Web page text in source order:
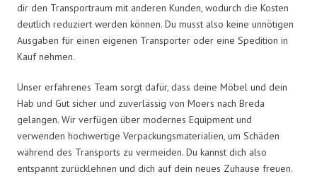
dir den Transportraum mit anderen Kunden, wodurch die Kosten
deutlich reduziert werden können. Du musst also keine unnötigen
Ausgaben für einen eigenen Transporter oder eine Spedition in
Kauf nehmen.
Unser erfahrenes Team sorgt dafür, dass deine Möbel und dein
Hab und Gut sicher und zuverlässig von Moers nach Breda
gelangen. Wir verfügen über modernes Equipment und
verwenden hochwertige Verpackungsmaterialien, um Schäden
während des Transports zu vermeiden. Du kannst dich also
entspannt zurücklehnen und dich auf dein neues Zuhause freuen.